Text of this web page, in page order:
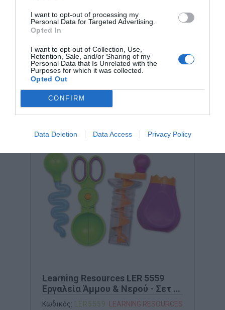
I want to opt-out of processing my
Personal Data for Targeted Advertising.
Opted In
I want to opt-out of Collection, Use,
Retention, Sale, and/or Sharing of my
Personal Data that Is Unrelated with the
Purposes for which it was collected.
Opted Out
CONFIRM
Data Deletion Data Access Privacy Policy
Μπορεί να σε ενδιαφέρουν:
Learning Resources LER 5559
Εργαλεία Άμμου & Νερού - Σετ 4
Τεμαχίων
Κωδικός: LER5559 LEARNING RESOURCES